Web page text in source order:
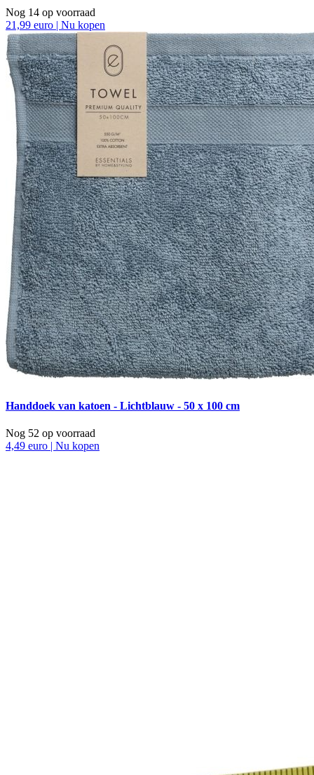
Nog 14 op voorraad
21,99 euro | Nu kopen
Handdoek van katoen - Lichtblauw - 50 x 100 cm
Nog 52 op voorraad
4,49 euro | Nu kopen